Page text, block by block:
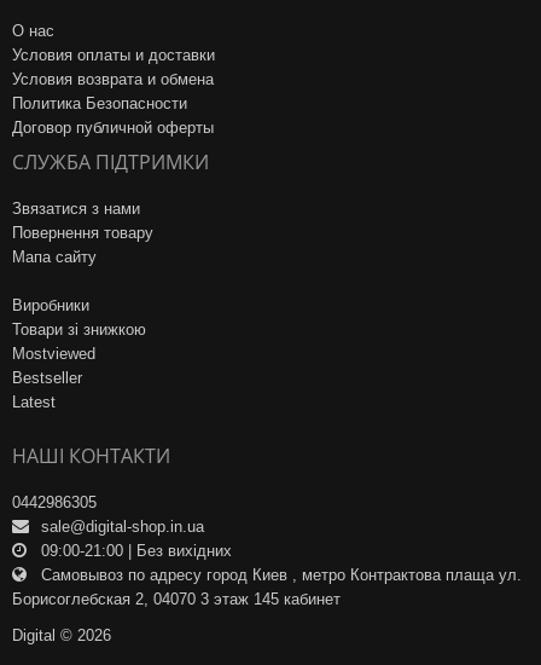
О нас
Условия оплаты и доставки
Условия возврата и обмена
Политика Безопасности
Договор публичной оферты
СЛУЖБА ПІДТРИМКИ
Звязатися з нами
Повернення товару
Мапа сайту
Виробники
Товари зі знижкою
Mostviewed
Bestseller
Latest
НАШІ КОНТАКТИ
0442986305
sale@digital-shop.in.ua
09:00-21:00 | Без вихідних
Самовывоз по адресу город Киев , метро Контрактова плаща ул.
Борисоглебская 2, 04070 3 этаж 145 кабинет
Digital © 2026